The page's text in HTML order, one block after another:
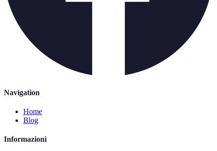
Navigation
Home
Blog
Informazioni